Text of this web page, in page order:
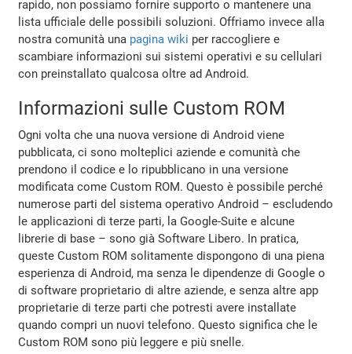
rapido, non possiamo fornire supporto o mantenere una
lista ufficiale delle possibili soluzioni. Offriamo invece alla
nostra comunità una pagina wiki per raccogliere e
scambiare informazioni sui sistemi operativi e su cellulari
con preinstallato qualcosa oltre ad Android.
Informazioni sulle Custom ROM
Ogni volta che una nuova versione di Android viene
pubblicata, ci sono molteplici aziende e comunità che
prendono il codice e lo ripubblicano in una versione
modificata come Custom ROM. Questo è possibile perché
numerose parti del sistema operativo Android – escludendo
le applicazioni di terze parti, la Google-Suite e alcune
librerie di base – sono già Software Libero. In pratica,
queste Custom ROM solitamente dispongono di una piena
esperienza di Android, ma senza le dipendenze di Google o
di software proprietario di altre aziende, e senza altre app
proprietarie di terze parti che potresti avere installate
quando compri un nuovi telefono. Questo significa che le
Custom ROM sono più leggere e più snelle.